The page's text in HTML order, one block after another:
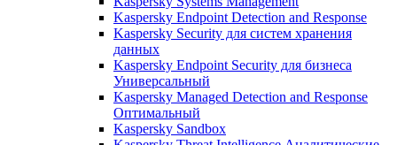
Kaspersky Endpoint Detection and Response
Kaspersky Security для систем хранения
данных
Kaspersky Endpoint Security для бизнеса
Универсальный
Kaspersky Managed Detection and Response
Оптимальный
Kaspersky Sandbox